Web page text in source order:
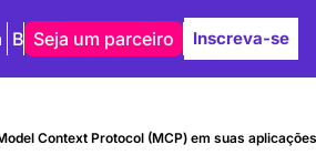
Blog Autores
Seja um parceiro Inscreva-se
Context Protocol (MCP) em suas